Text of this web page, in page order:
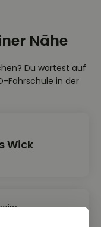
Nähe
Du wartest auf
Fahrschule in der
Wick